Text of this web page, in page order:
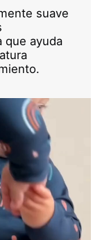
suave
que ayuda